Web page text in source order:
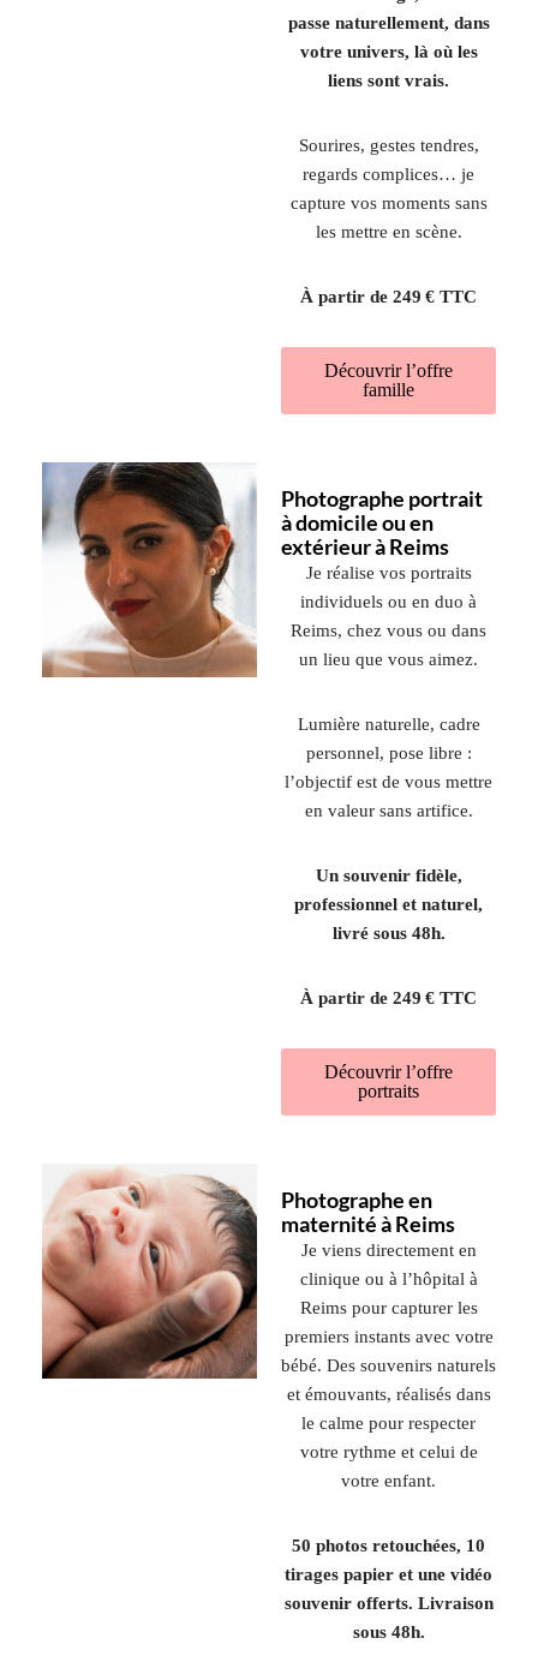
passe naturellement, dans
votre univers, là où les
liens sont vrais.
Sourires, gestes tendres,
regards complices… je
capture vos moments sans
les mettre en scène.
À partir de 249 € TTC
Découvrir l’offre
famille
Photographe portrait
à domicile ou en
extérieur à Reims
Je réalise vos portraits
individuels ou en duo à
Reims, chez vous ou dans
un lieu que vous aimez.
Lumière naturelle, cadre
personnel, pose libre :
l’objectif est de vous mettre
en valeur sans artifice.
Un souvenir fidèle,
professionnel et naturel,
livré sous 48h.
À partir de 249 € TTC
Découvrir l’offre
portraits
Photographe en
maternité à Reims
Je viens directement en
clinique ou à l’hôpital à
Reims pour capturer les
premiers instants avec votre
bébé. Des souvenirs naturels
et émouvants, réalisés dans
le calme pour respecter
votre rythme et celui de
votre enfant.
50 photos retouchées, 10
tirages papier et une vidéo
souvenir offerts. Livraison
sous 48h.